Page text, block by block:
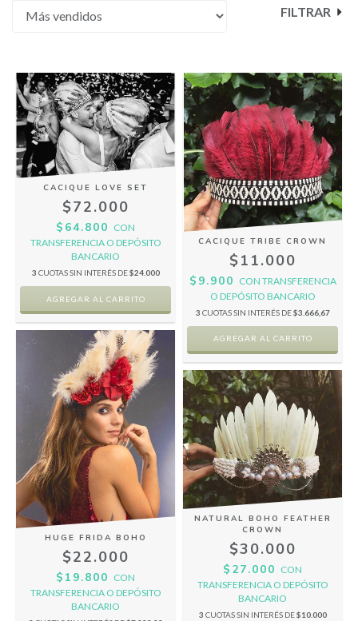
FILTRAR
CACIQUE LOVE SET
$72.000
$64.800 CON
TRANSFERENCIA O DEPÓSITO
BANCARIO
3 CUOTAS SIN INTERÉS DE$24.000
CACIQUE TRIBE CROWN
$11.000
$9.900 CON TRANSFERENCIA
O DEPÓSITO BANCARIO
3 CUOTAS SIN INTERÉS DE$3.666,67
HUGE FRIDA BOHO
$22.000
$19.800 CON
TRANSFERENCIA O DEPÓSITO
BANCARIO
NATURAL BOHO FEATHER
CROWN
$30.000
$27.000 CON
TRANSFERENCIA O DEPÓSITO
BANCARIO
3 CUOTAS SIN INTERÉS DE$10.000